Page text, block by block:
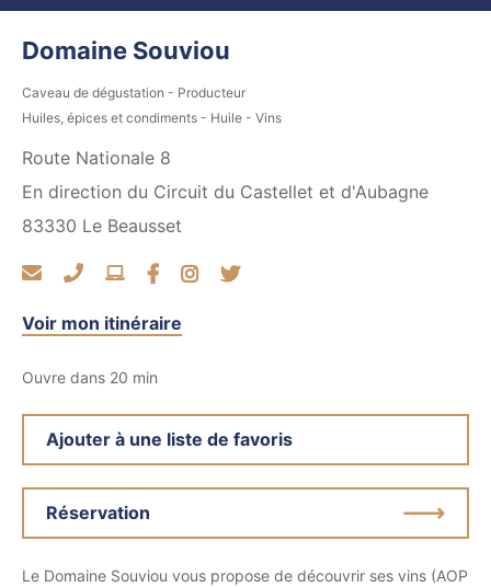
Domaine Souviou
Caveau de dégustation - Producteur
Huiles, épices et condiments - Huile - Vins
Route Nationale 8
En direction du Circuit du Castellet et d'Aubagne
83330 Le Beausset
Voir mon itinéraire
Ouvre dans 20 min
Ajouter à une liste de favoris
Réservation
Le Domaine Souviou vous propose de découvrir ses vins (AOP